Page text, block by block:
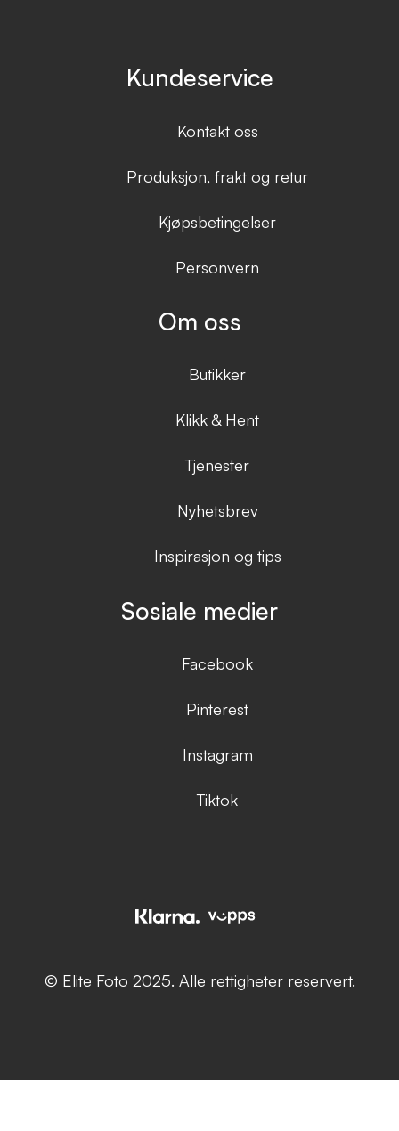
Kundeservice
Kontakt oss
Produksjon, frakt og retur
Kjøpsbetingelser
Personvern
Om oss
Butikker
Klikk & Hent
Tjenester
Nyhetsbrev
Inspirasjon og tips
Sosiale medier
Facebook
Pinterest
Instagram
Tiktok
© Elite Foto 2025. Alle rettigheter reservert.